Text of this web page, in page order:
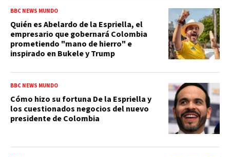
BBC NEWS MUNDO
Quién es Abelardo de la Espriella, el
empresario que gobernará Colombia
prometiendo "mano de hierro" e
inspirado en Bukele y Trump
BBC NEWS MUNDO
Cómo hizo su fortuna De la Espriella y
los cuestionados negocios del nuevo
presidente de Colombia